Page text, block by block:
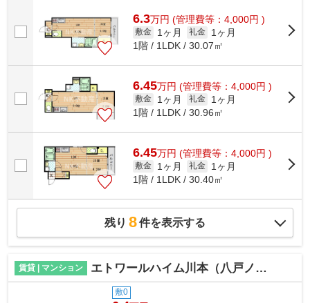
6.3万円 (管理費等：4,000円 )
敷金 1ヶ月 礼金
1ヶ月
1階 / 1LDK / 30.07㎡
6.45万円 (管理費等：4,000円 )
敷金 1ヶ月 礼金
1ヶ月
1階 / 1LDK / 30.96㎡
6.45万円 (管理費等：4,000円 )
敷金 1ヶ月 礼金
1ヶ月
1階 / 1LDK / 30.40㎡
残り 8件を表示する
賃貸 | マンション エトワールハイム川本（八戸ノ里賃貸）
敷0